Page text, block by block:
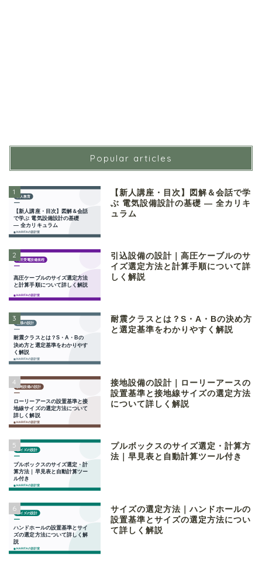
Popular articles
1
【新人講座・目次】図解＆会話で学
ぶ 電気設備設計の基礎 ― 全カリキ
ュラム
2
引込設備の設計｜高圧ケーブルのサ
イズ選定方法と計算手順について詳
しく解説
3
耐震クラスとは？S・A・Bの決め方
と選定基準をわかりやすく解説
4
接地設備の設計｜ローリーアースの
設置基準と接地線サイズの選定方法
について詳しく解説
5
プルボックスのサイズ選定・計算方
法｜早見表と自動計算ツール付き
6
サイズの選定方法｜ハンドホールの
設置基準とサイズの選定方法につい
て詳しく解説